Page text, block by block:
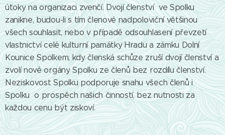
útoky na organizaci zvenčí. Dvojí členství ve Spolku
zanikne, budou-li s tím členové nadpoloviční většinou
všech souhlasit, nebo v případě odsouhlasení převzetí
vlastnictví celé kulturní památky Hradu a zámku Dolní
Kounice Spolkem, kdy členská schůze zruší dvojí členství a
zvolí nové orgány Spolku ze členů bez rozdílu členství.
Neziskovost Spolku podporuje snahu všech členů i
Spolku o prospěch našich činností, bez nutnosti za
každou cenu být ziskoví.